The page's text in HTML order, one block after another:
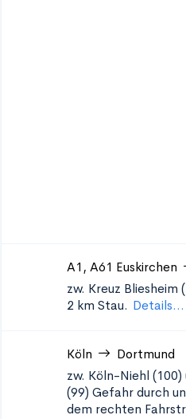
A1, A61 Euskirchen
zw. Kreuz
2 km Stau. Details...
Köln Dortmund
zw. Köln-Niehl
(99) Gefahr durch
dem rechten